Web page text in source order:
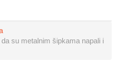
su metalnim šipkama napali i